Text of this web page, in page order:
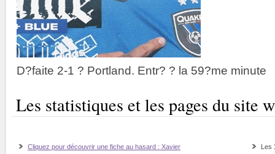
D?faite 2-1 ? Portland. Entr? ? la 59?me minute
Les statistiques et les pages du site
Cliquez pour découvrir une fiche au hasard : Xavier
Les